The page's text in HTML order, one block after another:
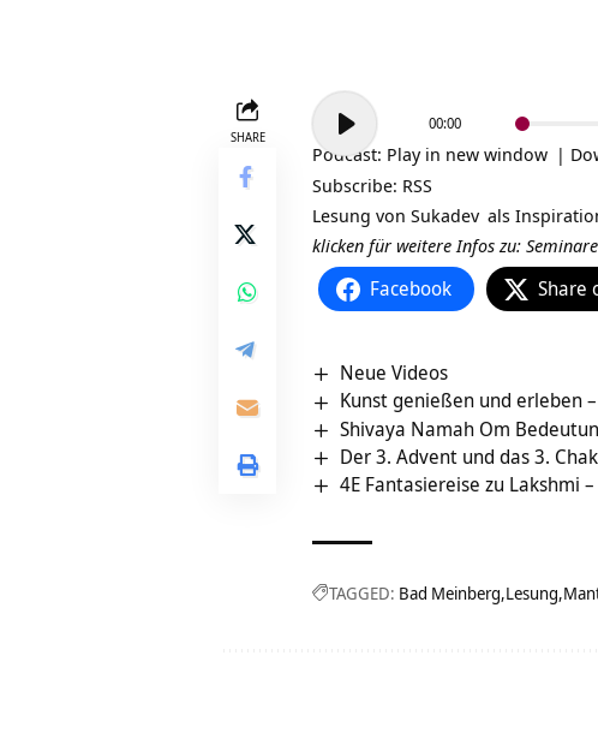
SHARE
Audio-
Player
00:00
Podcast: Play in new window |
Subscribe: RSS
Lesung von Sukadev als
klicken für weitere Infos zu:
Facebook Share
Neue Videos
Kunst genießen und erleben
Shivaya Namah Om
Der 3. Advent und das 3.
4E Fantasiereise zu Lakshmi
TAGGED: Bad Meinberg Lesung